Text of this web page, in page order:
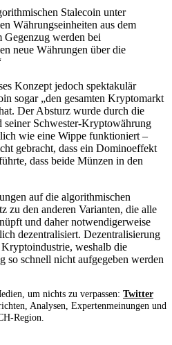
Stalecoin unter
Währungseinheiten aus dem
werden bei
neue Währungen über die
Konzept jedoch spektakulär
sogar „den gesamten Kryptomarkt
Der Absturz wurde durch die
Schwester-Kryptowährung
wie eine Wippe funktioniert –
gebracht, dass ein Dominoeffekt
dass beide Münzen in den
auf die algorithmischen
zu den anderen Varianten, die alle
und daher notwendigerweise
dezentralisiert. Dezentralisierung
weshalb die
so schnell nicht aufgegeben werden
um nichts zu verpassen: Twitter
Analysen, Expertenmeinungen und
Region.